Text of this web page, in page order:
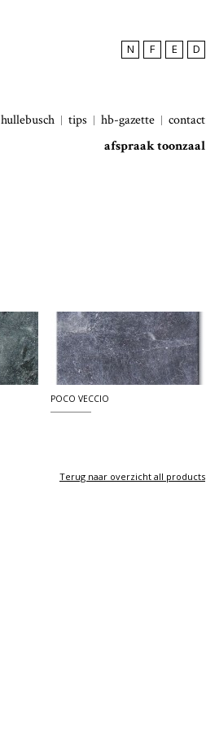
N F E D
hullebusch tips hb-gazette
contact
afspraak toonzaal
POCO VECCIO
Terug naar overzicht all products